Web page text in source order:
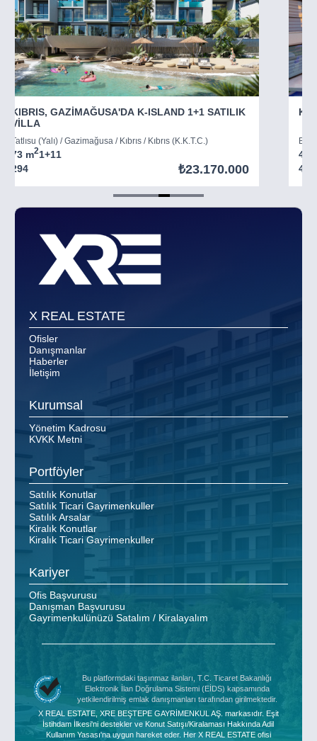
KIBRIS, GAZİMAĞUSA'DA K-ISLAND 1+1 SATILIK
VİLLA
Tatlısu (Yalı) / Gazimağusa / Kıbrıs / Kıbrıs (K.K.T.C.)
73 m21+11
294
₺23.170.000
45
403
of
X REAL ESTATE
Ofisler
Danışmanlar
Haberler
İletişim
Kurumsal
Yönetim Kadrosu
KVKK Metni
Portföyler
Satılık Konutlar
Satılık Ticari Gayrimenkuller
Satılık Arsalar
Kiralık Konutlar
Kiralık Ticari Gayrimenkuller
Kariyer
Ofis Başvurusu
Danışman Başvurusu
Gayrimenkulünüzü Satalım / Kiralayalım
Bu platformdaki taşınmaz ilanları, T.C. Ticaret Bakanlığı
Elektronik İlan Doğrulama Sistemi (EİDS) kapsamında
yetkilendirilmiş emlak danışmanları tarafından girilmektedir.
X REAL ESTATE, XRE BEŞTEPE GAYRİMENKUL AŞ. markasıdır. Eşit
İstihdam İlkesi'ni destekler ve Konut Satışı/Kiralaması Hakkında Adil
Kullanım Yasası'na uygun hareket eder. Her X REAL ESTATE ofisi